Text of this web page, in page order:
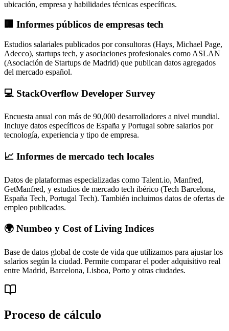
ubicación, empresa y habilidades técnicas específicas.
🏢 Informes públicos de empresas tech
Estudios salariales publicados por consultoras (Hays, Michael Page,
Adecco), startups tech, y asociaciones profesionales como ASLAN
(Asociación de Startups de Madrid) que publican datos agregados
del mercado español.
💻 StackOverflow Developer Survey
Encuesta anual con más de 90,000 desarrolladores a nivel mundial.
Incluye datos específicos de España y Portugal sobre salarios por
tecnología, experiencia y tipo de empresa.
📈 Informes de mercado tech locales
Datos de plataformas especializadas como Talent.io, Manfred,
GetManfred, y estudios de mercado tech ibérico (Tech Barcelona,
España Tech, Portugal Tech). También incluimos datos de ofertas de
empleo publicadas.
🌍 Numbeo y Cost of Living Indices
Base de datos global de coste de vida que utilizamos para ajustar los
salarios según la ciudad. Permite comparar el poder adquisitivo real
entre Madrid, Barcelona, Lisboa, Porto y otras ciudades.
Proceso de cálculo